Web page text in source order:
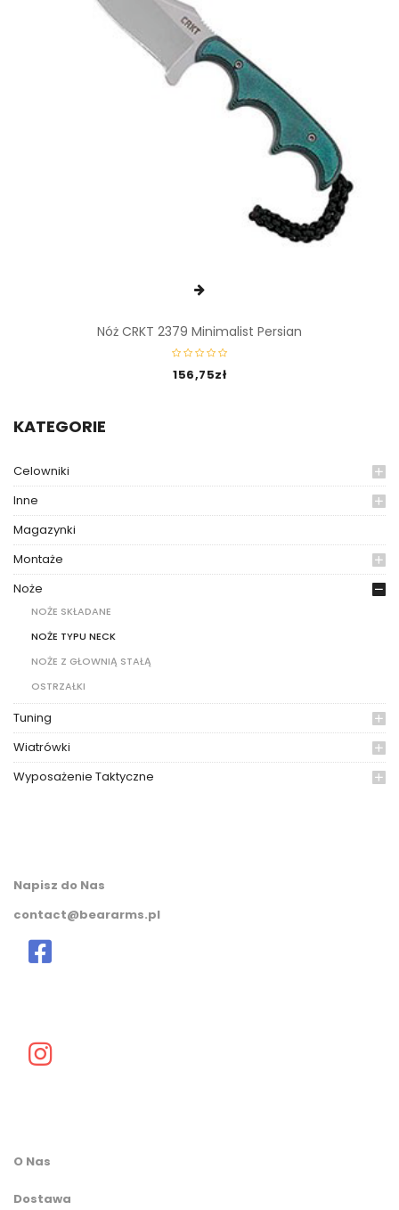
KATEGORIE
Celowniki
Inne
Magazynki
Montaże
Noże
NOŻE SKŁADANE
NOŻE TYPU NECK
NOŻE Z GŁOWNIĄ STAŁĄ
OSTRZAŁKI
Tuning
Wiatrówki
Wyposażenie Taktyczne
Nóż CRKT 2379 Minimalist Persian
156,75zł
Napisz do Nas
contact@beararms.pl
O Nas
Dostawa